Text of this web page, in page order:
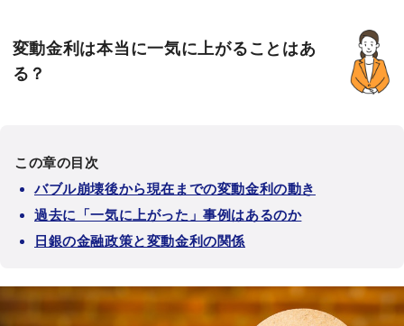
変動金利は本当に一気に上がることはあ
る？
この章の目次
バブル崩壊後から現在までの変動金利の動き
過去に「一気に上がった」事例はあるのか
日銀の金融政策と変動金利の関係